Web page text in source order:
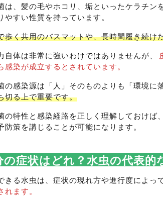
は、髪の毛やホコリ、垢といったケラチ
やすい性質を持っています。
歩く共用のバスマットや、長時間履き続け
自体は非常に強いわけではありませんが、
感染が成立するとされています。
の感染源は「人」そのものよりも「環境に
切る上で重要です。
の特性と感染経路を正しく理解しておけ
防策を講じることが可能になります。
の症状はどれ？水虫の代表的
きる水虫は、症状の現れ方や進行度によって
れます。